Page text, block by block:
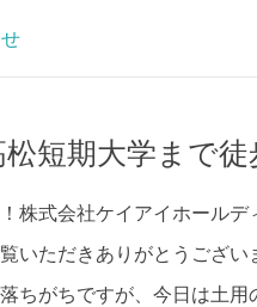
松短期大学まで
株式会社ケイアイホールデ
いただきありがとうござい
ちがちですが、今日は土